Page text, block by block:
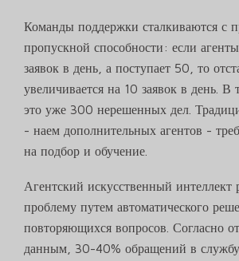
Команды поддержки сталкиваются с
пропускной способности: если
заявок в день, а поступает 50, то
увеличивается на 10 заявок в день. В
это уже 300 нерешенных дел.
- наем дополнительных агентов -
на подбор и обучение.
Агентский искусственный интеллект
проблему путем автоматического
повторяющихся вопросов. Согласно
данным, 30-40% обращений в